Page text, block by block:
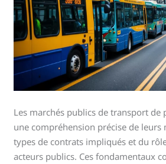
Les marchés publics de transport de
une compréhension précise de leurs
types de contrats impliqués et du
acteurs publics. Ces fondamentaux